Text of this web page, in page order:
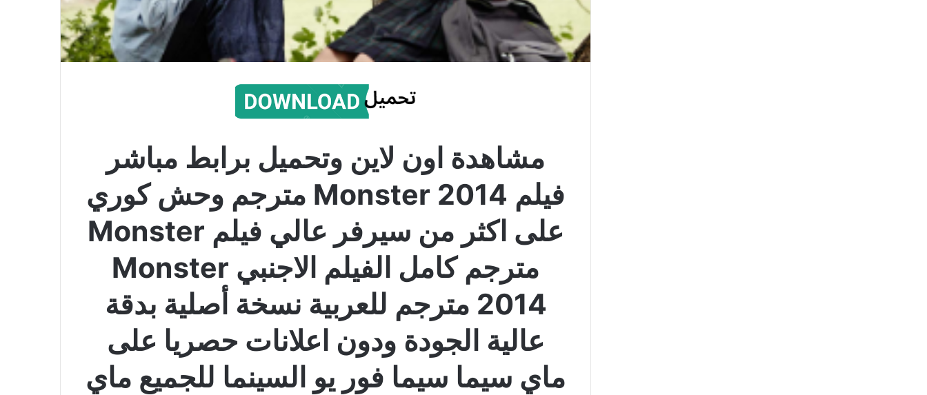
مشاهدة اون لاين وتحميل برابط مباشر
فيلم Monster 2014 مترجم وحش كوري
على اكثر من سيرفر عالي فيلم Monster
مترجم كامل الفيلم الاجنبي Monster
2014 مترجم للعربية نسخة أصلية بدقة
عالية الجودة ودون اعلانات حصريا على
ماي سيما سيما فور يو السينما للجميع ماي